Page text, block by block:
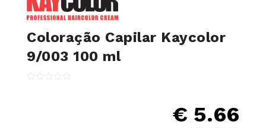
Coloração Capilar Kaycolor
9/003 100 ml
€ 5.66